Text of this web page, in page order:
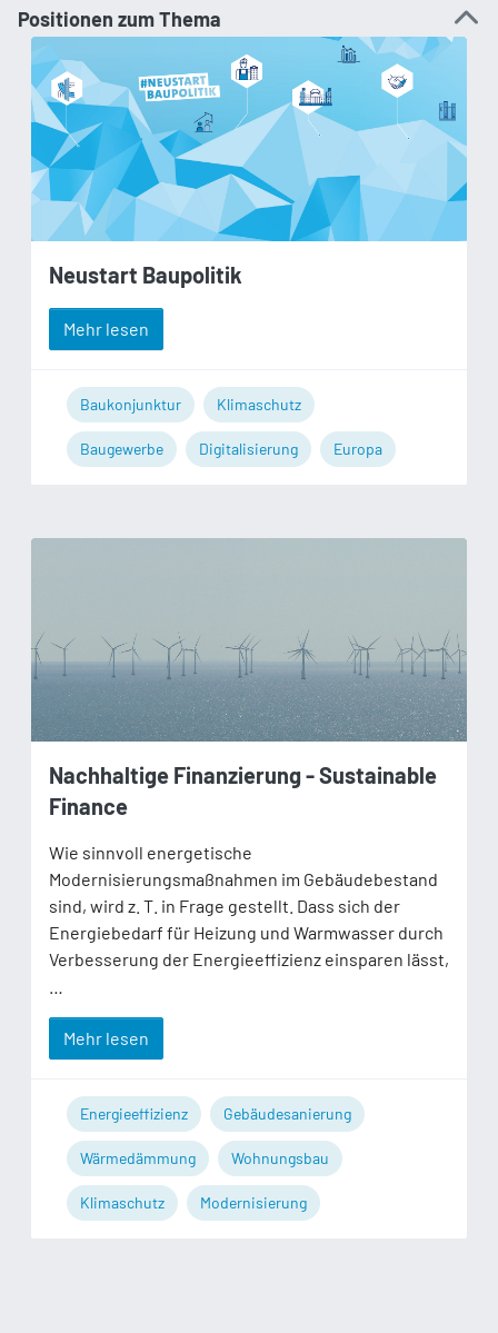
Positionen zum Thema
Neustart Baupolitik
Mehr lesen
Baukonjunktur Klimaschutz
Baugewerbe Digitalisierung Europa
Nachhaltige Finanzierung - Sustainable
Finance
Wie sinnvoll energetische
Modernisierungsmaßnahmen im Gebäudebestand
sind, wird z. T. in Frage gestellt. Dass sich der
Energiebedarf für Heizung und Warmwasser durch
Verbesserung der Energieeffizienz einsparen lässt,
Mehr lesen
Energieeffizienz Gebäudesanierung
Wärmedämmung Wohnungsbau
Klimaschutz Modernisierung